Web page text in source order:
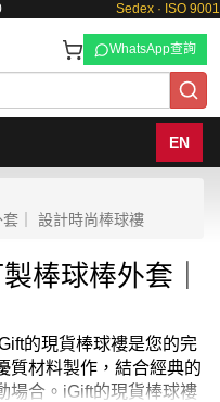
Sedex · ISO 9001
WhatsApp查詢
EN
｜ 設計時尚棒球褸
棒球棒外套｜
的現貨棒球褸是您的完
質材料製作，結合經典的
場合。iGift的現貨棒球褸